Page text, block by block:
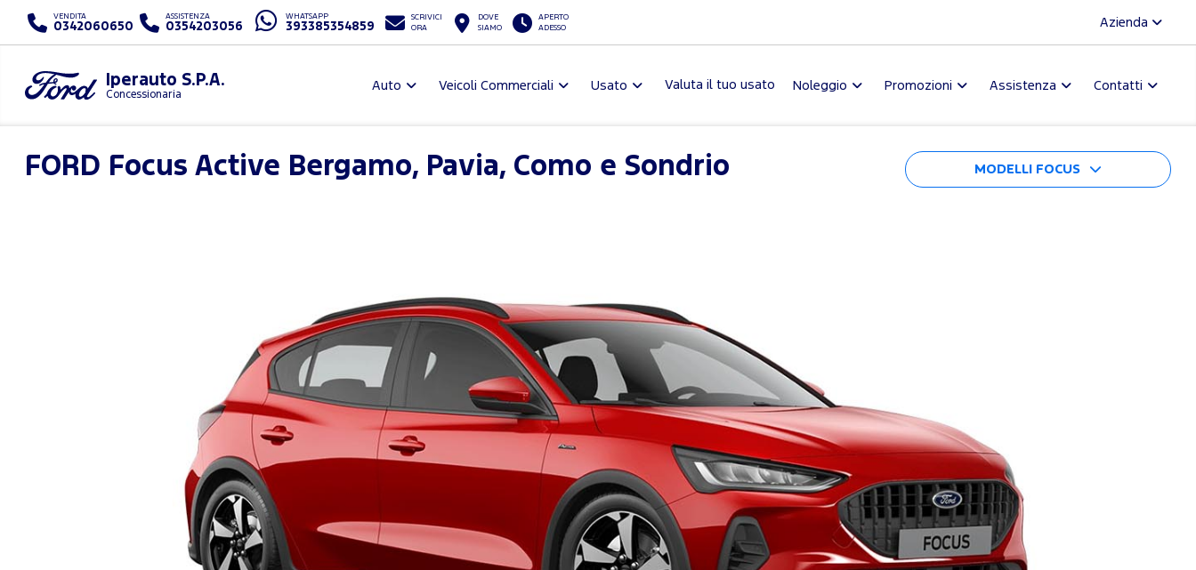
VENDITA
0342060650
ASSISTENZA
0354203056
WHATSAPP
393385354859
SCRIVICI
ORA
DOVE
SIAMO
APERTO
ADESSO
Azienda
Iperauto S.P.A.
Concessionaria
Auto Veicoli Commerciali Usato Valuta il tuo usato Noleggio Promozioni Assistenza Contatti
FORD Focus Active Bergamo, Pavia, Como e Sondrio MODELLI FOCUS